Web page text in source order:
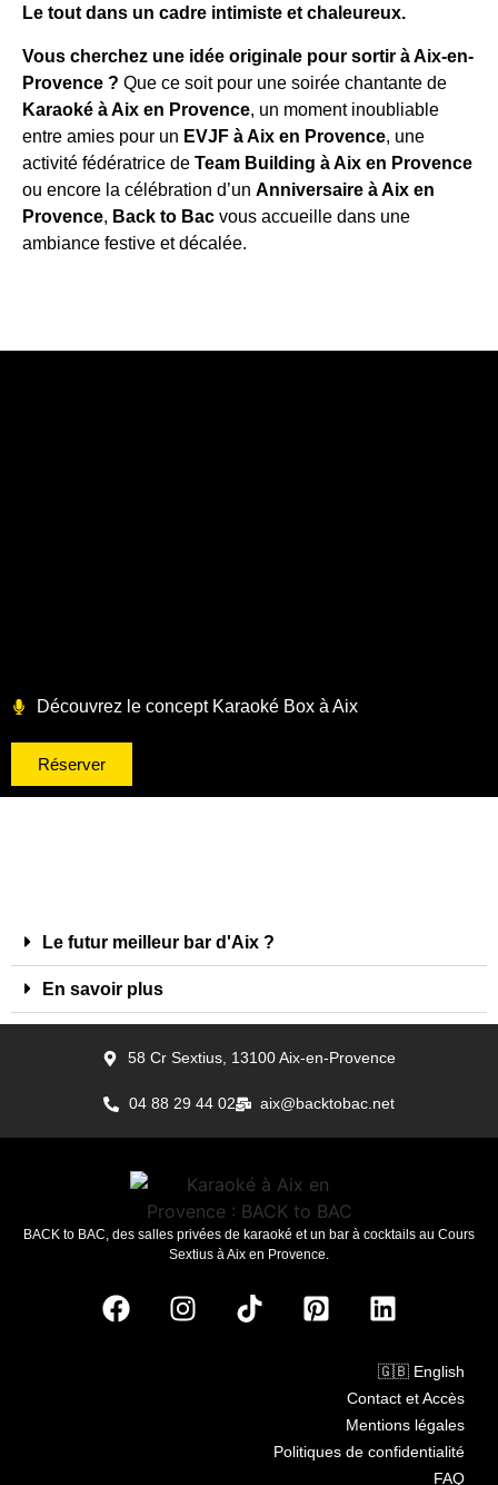
Le tout dans un cadre intimiste et chaleureux.
Vous cherchez une idée originale pour sortir à Aix-en-
Provence ? Que ce soit pour une soirée chantante de
Karaoké à Aix en Provence, un moment inoubliable
entre amies pour un EVJF à Aix en Provence, une
activité fédératrice de Team Building à Aix en Provence
ou encore la célébration d’un Anniversaire à Aix en
Provence, Back to Bac vous accueille dans une
ambiance festive et décalée.
Découvrez le concept Karaoké Box à Aix
Réserver
Le futur meilleur bar d'Aix ?
En savoir plus
58 Cr Sextius, 13100 Aix-en-Provence
04 88 29 44 02 aix@backtobac.net
BACK to BAC, des salles privées de karaoké et un bar à cocktails au Cours
Sextius à Aix en Provence.
🇬🇧 English
Contact et Accès
Mentions légales
Politiques de confidentialité
FAQ